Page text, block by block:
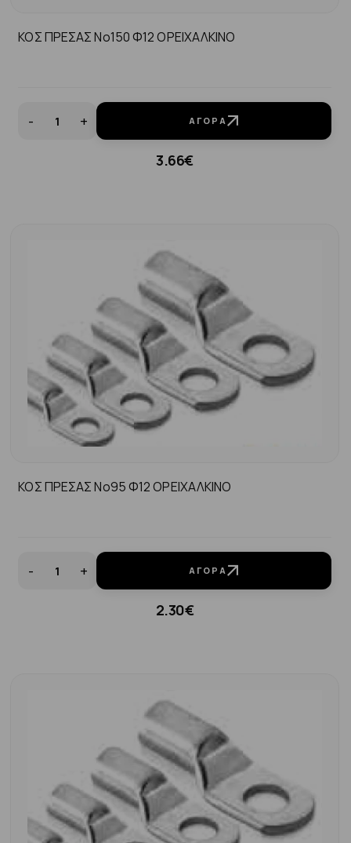
ΚΟΣ ΠΡΕΣΑΣ Νο150 Φ12 ΟΡΕΙΧΑΛΚΙΝΟ
- + ΑΓΟΡΆ
3.66€
ΚΟΣ ΠΡΕΣΑΣ Νο95 Φ12 ΟΡΕΙΧΑΛΚΙΝΟ
- + ΑΓΟΡΆ
2.30€